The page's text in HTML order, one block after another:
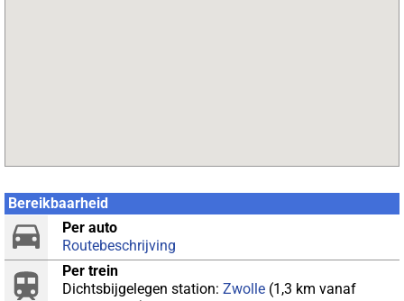
Bereikbaarheid
Per auto
Routebeschrijving
Per trein
Dichtsbijgelegen station: Zwolle (1,3 km vanaf